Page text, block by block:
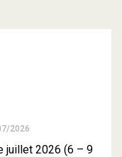
2026
juillet 2026 (6 – 9